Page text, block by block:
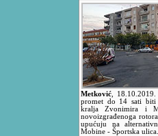
Metković
promet do 14 sati biti
kralja Zvonimira i
novoizgrađenoga
upućuju na
Mobine - Športska ulica.